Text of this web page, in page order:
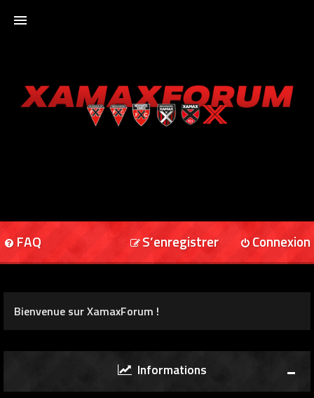
XAMAXFORUM
FAQ Connexion
S’enregistrer
Bienvenue sur XamaxForum !
Informations